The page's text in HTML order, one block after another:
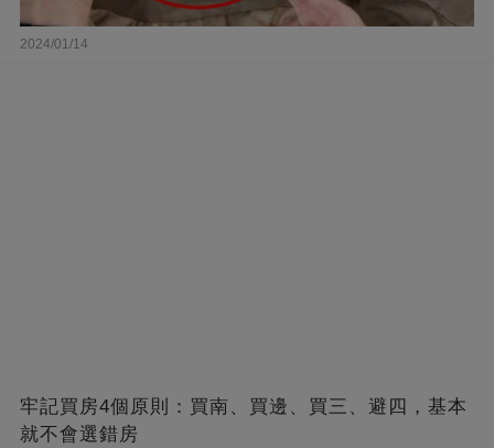
2024/01/14
牢記買房4個原則：買南、買邊、買三、避四，基本
就不會選錯房